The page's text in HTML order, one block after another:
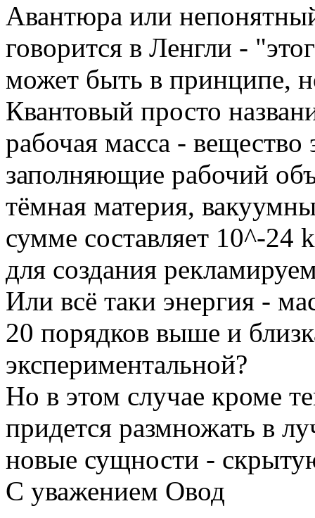
Авантюра или
говорится в Ленгли -
может быть в принципе,
Квантовый просто
рабочая масса -
заполняющие рабочий
тёмная материя,
сумме составляет 10^-24
для создания
Или всё таки энергия -
20 порядков выше и
экспериментальной?
Но в этом случае кроме
придется размножать в
новые сущности -
С уважением Овод